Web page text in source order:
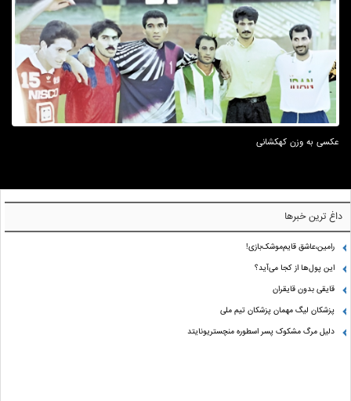
عکسی به وزن کهکشانی
داغ ترین خبرها
رامین،عاشق قایم‌موشک‌بازی!
این پول‌ها از کجا می‌آید؟
قایقی بدون قایقران
پزشکان لیگ مهمان پزشکان تیم ملی
دلیل مرگ مشکوک پسر اسطوره منچستریونایتد